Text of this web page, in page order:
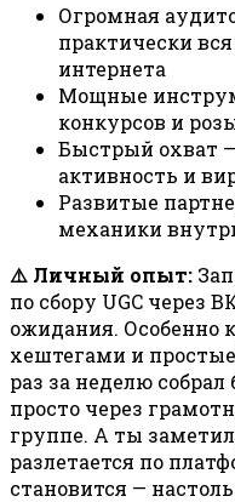
Огромная
практически
интернета
Мощные
конкурсов и
Быстрый охват
активность и
Развитые
механики
⚠️ Личный опыт:
по сбору UGC через
ожидания. Особенно
хештегами и
раз за неделю
просто через
группе. А ты
разлетается по
становится —